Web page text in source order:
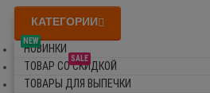
КАТЕГОРИИ
NEW
НОВИНКИ
SALE
ТОВАР СО СКИДКОЙ
ТОВАРЫ ДЛЯ ВЫПЕЧКИ